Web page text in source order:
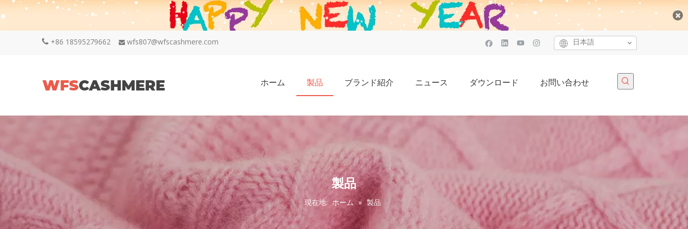
 +86 18595279662  wfs807@wfscashmere.com 日本語
ホーム 製品 ブランド紹介 ニュース ダウンロード お問い合わせ
製品
現在地: ホーム » 製品